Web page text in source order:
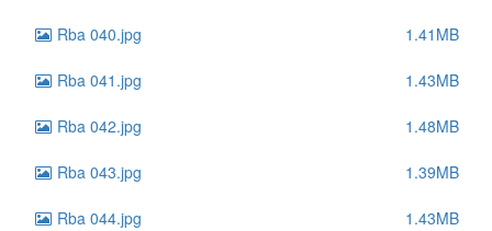
Rba 040.jpg 1.41MB
Rba 041.jpg 1.43MB
Rba 042.jpg 1.48MB
Rba 043.jpg 1.39MB
Rba 044.jpg 1.43MB